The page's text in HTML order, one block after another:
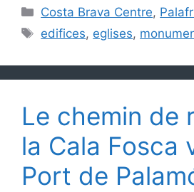
Catégories
Costa Brava Centre,
Étiquettes
edifices, eglises,
Le chemin de
la Cala Fosca
Port de